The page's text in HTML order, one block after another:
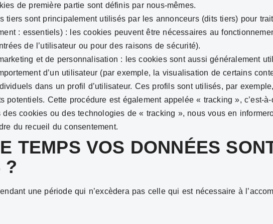
de première partie sont définis par nous-mêmes.
tiers sont principalement utilisés par les annonceurs (dits tiers) pour
: essentiels) : les cookies peuvent être nécessaires au
de l’utilisateur ou pour des raisons de sécurité).
et de personnalisation : les cookies sont aussi généralement
d’un utilisateur (par exemple, la visualisation de certains
dans un profil d’utilisateur. Ces profils sont utilisés, par
potentiels. Cette procédure est également appelée « tracking », c’est-
cookies ou des technologies de « tracking », nous vous en
du recueil du consentement.
TEMPS VOS DONNÉES
?
une période qui n’excèdera pas celle qui est nécessaire à